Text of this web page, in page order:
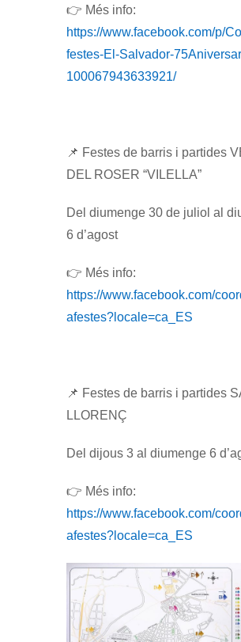
👉 Més info:
https://www.facebook.com/p/
festes-El-Salvador-
100067943633921/
📌 Festes de barris i partides
DEL ROSER “VILELLA”
Del diumenge 30 de juliol al
6 d’agost
👉 Més info:
https://www.facebook.com/
afestes?locale=ca_ES
📌 Festes de barris i partides
LLORENÇ
Del dijous 3 al diumenge 6
👉 Més info:
https://www.facebook.com/
afestes?locale=ca_ES